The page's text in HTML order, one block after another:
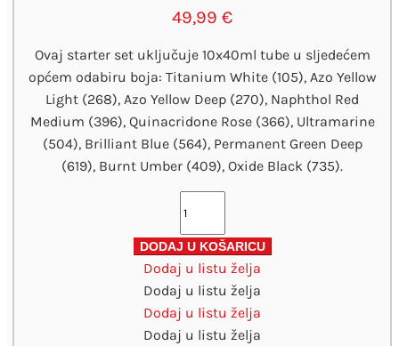
49,99 €
Ovaj starter set uključuje 10x40ml tube u sljedećem
općem odabiru boja: Titanium White (105), Azo Yellow
Light (268), Azo Yellow Deep (270), Naphthol Red
Medium (396), Quinacridone Rose (366), Ultramarine
(504), Brilliant Blue (564), Permanent Green Deep
(619), Burnt Umber (409), Oxide Black (735).
akrilne
boje
set
10kom
količina
DODAJ U KOŠARICU
Dodaj u listu želja
Dodaj u listu želja
Dodaj u listu želja
Dodaj u listu želja